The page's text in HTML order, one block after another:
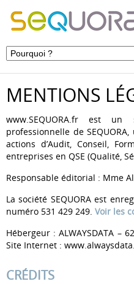
MENTIONS
www.SEQUORA.fr est
professionnelle de
actions d’Audit, Conseil,
entreprises en QSE (Qualité,
Responsable éditorial : Mme
La société SEQUORA est
numéro 531 429 249. Voir les
Hébergeur : ALWAYSDATA –
Site Internet :
CRÉDITS